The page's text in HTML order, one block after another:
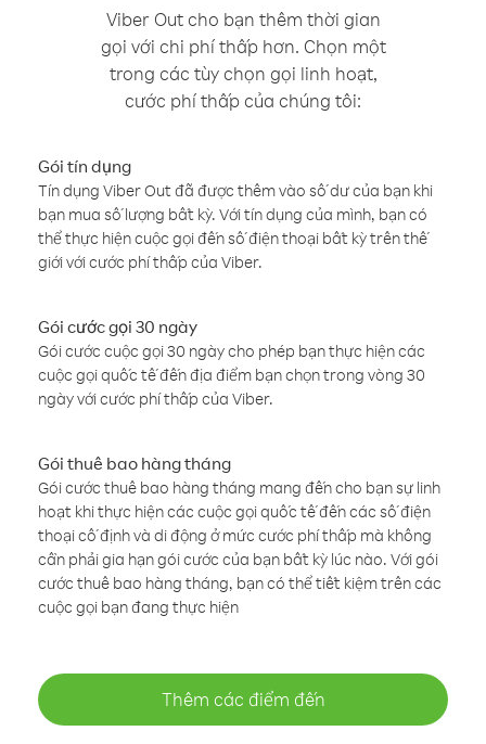
Viber Out cho bạn thêm thời gian
gọi với chi phí thấp hơn. Chọn một
trong các tùy chọn gọi linh hoạt,
cước phí thấp của chúng tôi:
Gói tín dụng
Tín dụng Viber Out đã được thêm vào số dư của bạn khi
bạn mua số lượng bất kỳ. Với tín dụng của mình, bạn có
thể thực hiện cuộc gọi đến số điện thoại bất kỳ trên thế
giới với cước phí thấp của Viber.
Gói cước gọi 30 ngày
Gói cước cuộc gọi 30 ngày cho phép bạn thực hiện các
cuộc gọi quốc tế đến địa điểm bạn chọn trong vòng 30
ngày với cước phí thấp của Viber.
Gói thuê bao hàng tháng
Gói cước thuê bao hàng tháng mang đến cho bạn sự linh
hoạt khi thực hiện các cuộc gọi quốc tế đến các số điện
thoại cố định và di động ở mức cước phí thấp mà không
cần phải gia hạn gói cước của bạn bất kỳ lúc nào. Với gói
cước thuê bao hàng tháng, bạn có thể tiết kiệm trên các
cuộc gọi bạn đang thực hiện
Thêm các điểm đến